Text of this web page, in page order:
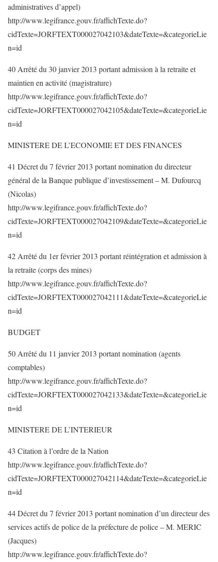
administratives d’appel)
http://www.legifrance.gouv.fr/affichTexte.do?
cidTexte=JORFTEXT000027042103&dateTexte=&categorieLie
n=id
40 Arrêté du 30 janvier 2013 portant admission à la retraite et
maintien en activité (magistrature)
http://www.legifrance.gouv.fr/affichTexte.do?
cidTexte=JORFTEXT000027042105&dateTexte=&categorieLie
n=id
MINISTERE DE L’ECONOMIE ET DES FINANCES
41 Décret du 7 février 2013 portant nomination du directeur
général de la Banque publique d’investissement – M. Dufourcq
(Nicolas)
http://www.legifrance.gouv.fr/affichTexte.do?
cidTexte=JORFTEXT000027042109&dateTexte=&categorieLie
n=id
42 Arrêté du 1er février 2013 portant réintégration et admission à
la retraite (corps des mines)
http://www.legifrance.gouv.fr/affichTexte.do?
cidTexte=JORFTEXT000027042111&dateTexte=&categorieLie
n=id
BUDGET
50 Arrêté du 11 janvier 2013 portant nomination (agents
comptables)
http://www.legifrance.gouv.fr/affichTexte.do?
cidTexte=JORFTEXT000027042133&dateTexte=&categorieLie
n=id
MINISTERE DE L’INTERIEUR
43 Citation à l’ordre de la Nation
http://www.legifrance.gouv.fr/affichTexte.do?
cidTexte=JORFTEXT000027042114&dateTexte=&categorieLie
n=id
44 Décret du 7 février 2013 portant nomination d’un directeur des
services actifs de police de la préfecture de police – M. MERIC
(Jacques)
http://www.legifrance.gouv.fr/affichTexte.do?